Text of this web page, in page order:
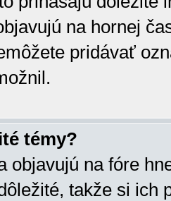
na hornej
pridávať
témy?
objavujú na fóre
takže si ich